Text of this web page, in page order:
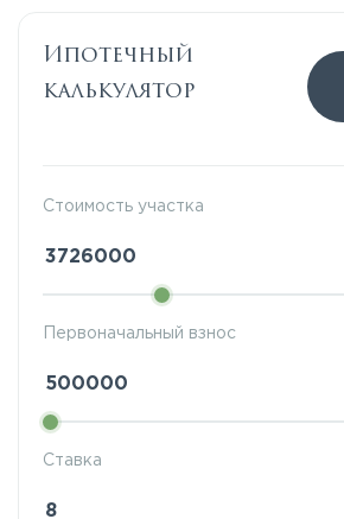
Ипотечный
калькулятор
Стоимость участка
Ставка
Первоначальный взнос